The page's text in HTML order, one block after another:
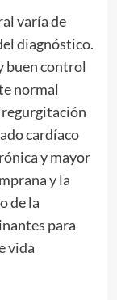
varía de
diagnóstico.
buen control
normal
regurgitación
cardíaco
y mayor
y la
de la
para
vida